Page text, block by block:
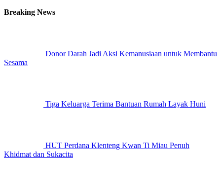
Breaking News
Donor Darah Jadi Aksi Kemanusiaan untuk Membantu
Sesama
Tiga Keluarga Terima Bantuan Rumah Layak Huni
HUT Perdana Klenteng Kwan Ti Miau Penuh
Khidmat dan Sukacita